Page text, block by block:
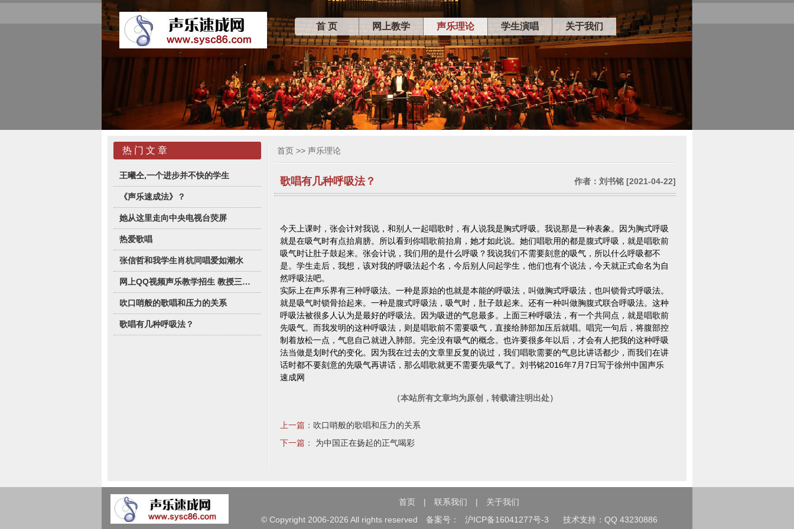
首 页 网上教学 声乐理论 学生演唱 关于我们
热 门 文 章
王曦仝,一个进步并不快的学生
《声乐速成法》？
她从这里走向中央电视台荧屏
热爱歌唱
张信哲和我学生肖杭同唱爱如潮水
网上QQ视频声乐教学招生 教授三种唱法
吹口哨般的歌唱和压力的关系
歌唱有几种呼吸法？
首页 >> 声乐理论
歌唱有几种呼吸法？ 作者：刘书铭 [2021-04-22]
今天上课时，张会计对我说，和别人一起唱歌时，有人说我是胸式呼吸。我说那是一种表象。因为胸式呼吸
就是在吸气时有点抬肩膀。所以看到你唱歌前抬肩，她才如此说。她们唱歌用的都是腹式呼吸，就是唱歌前
吸气时让肚子鼓起来。张会计说，我们用的是什么呼吸？我说我们不需要刻意的吸气，所以什么呼吸都不
是。学生走后，我想，该对我的呼吸法起个名，今后别人问起学生，他们也有个说法，今天就正式命名为自
然呼吸法吧。
实际上在声乐界有三种呼吸法。一种是原始的也就是本能的呼吸法，叫做胸式呼吸法，也叫锁骨式呼吸法。
就是吸气时锁骨抬起来。一种是腹式呼吸法，吸气时，肚子鼓起来。还有一种叫做胸腹式联合呼吸法。这种
呼吸法被很多人认为是最好的呼吸法。因为吸进的气息最多。上面三种呼吸法，有一个共同点，就是唱歌前
先吸气。而我发明的这种呼吸法，则是唱歌前不需要吸气，直接给肺部加压后就唱。唱完一句后，将腹部控
制着放松一点，气息自己就进入肺部。完全没有吸气的概念。也许要很多年以后，才会有人把我的这种呼吸
法当做是划时代的变化。因为我在过去的文章里反复的说过，我们唱歌需要的气息比讲话都少，而我们在讲
话时都不要刻意的先吸气再讲话，那么唱歌就更不需要先吸气了。刘书铭2016年7月7日写于徐州中国声乐
速成网
（本站所有文章均为原创，转载请注明出处）
上一篇： 吹口哨般的歌唱和压力的关系
下一篇：
为中国正在扬起的正气喝彩
首页 | 联系我们 |
关于我们
© Copyright 2006-2026 All rights reserved 备案号： 沪ICP备16041277号-3 技术支持：QQ 43230886